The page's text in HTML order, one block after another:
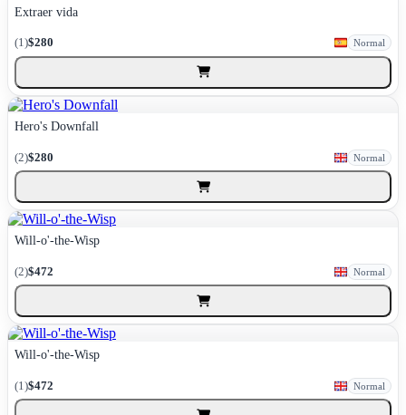
Extraer vida
(1)$280 Normal
Hero's Downfall
(2)$280 Normal
Will-o'-the-Wisp
(2)$472 Normal
Will-o'-the-Wisp
(1)$472 Normal